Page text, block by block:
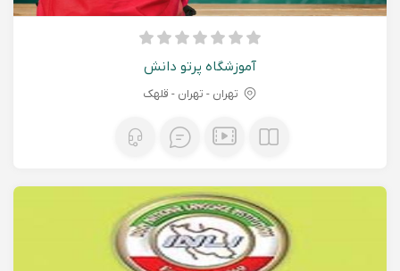
آموزشگاه پرتو دانش
تهران - تهران - قلهک